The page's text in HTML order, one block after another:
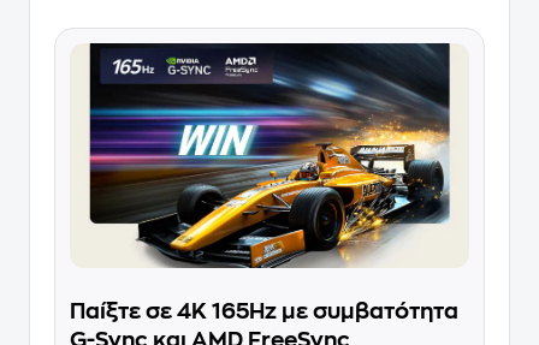
Παίξτε σε 4K 165Hz με συμβατότητα
G-Sync και AMD FreeSync